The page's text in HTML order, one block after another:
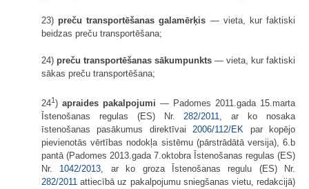
23) preču transportēšanas galamērķis — vieta, kur faktiski
beidzas preču transportēšana;
24) preču transportēšanas sākumpunkts — vieta, kur faktiski
sākas preču transportēšana;
241) apraides pakalpojumi — Padomes 2011.gada 15.marta
Īstenošanas regulas (ES) Nr.282/2011, ar ko nosaka
īstenošanas pasākumus direktīvai2006/112/EK par kopējo
pievienotās vērtības nodokļa sistēmu (pārstrādātā versija), 6.b
pantā (Padomes 2013.gada 7.oktobra Īstenošanas regulas (ES)
Nr. 1042/2013, ar ko groza Īstenošanas regulu (ES) Nr.
282/2011 attiecībā uz pakalpojumu sniegšanas vietu, redakcijā)